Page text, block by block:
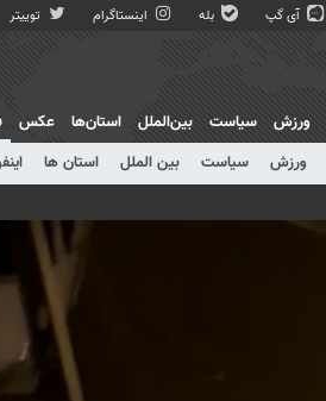
آی گپ بله اینستاگرام توییتر
ورزش سیاست بین‌الملل استان‌ها عکس
ورزش سیاست بین الملل استان ها